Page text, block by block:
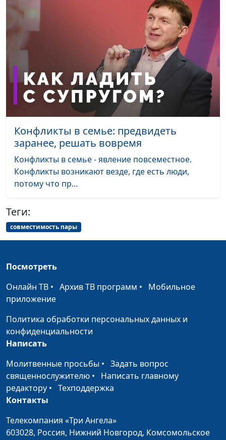
Конфликты в семье: предвидеть
заранее, решать вовремя
Конфликты в семье - явление повсеместное.
Конфликты возникают везде, где есть люди,
потому что пр...
Теги:
совместимость пары
Посмотреть
Онлайн ТВ • Архив ТВ программ • Мобильное
приложение
Политика обработки персональных данных и
конфиденциальности
Написать
Молитвенные просьбы • Задать вопрос
священнослужителю • Написать главному
редактору • Техподдержка
Контакты
Телекомпания «Три Ангела»
603028, Россия, Нижний Новгород, Комсомольское